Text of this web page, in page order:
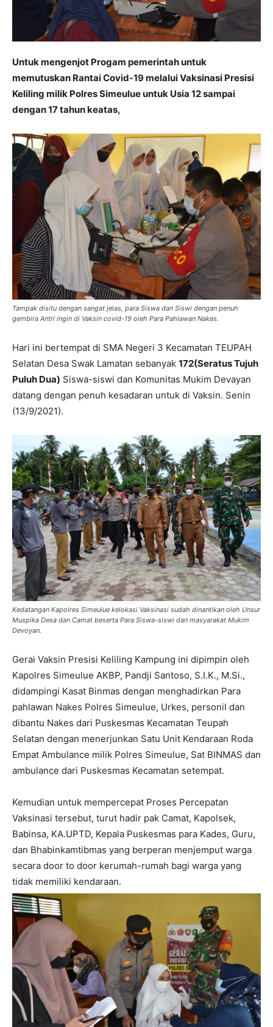
Untuk mengenjot Progam pemerintah untuk
memutuskan Rantai Covid-19 melalui Vaksinasi Presisi
Keliling milik Polres Simeulue untuk Usia 12 sampai
dengan 17 tahun keatas,
Tampak disitu dengan sangat jelas, para Siswa dan Siswi dengan penuh
gembira Antri ingin di Vaksin covid-19 oleh Para Pahlawan Nakes.
Hari ini bertempat di SMA Negeri 3 Kecamatan TEUPAH
Selatan Desa Swak Lamatan sebanyak 172(Seratus Tujuh
Puluh Dua) Siswa-siswi dan Komunitas Mukim Devayan
datang dengan penuh kesadaran untuk di Vaksin. Senin
(13/9/2021).
Kedatangan Kapolres Simeulue kelokasi Vaksinasi sudah dinantikan oleh Unsur
Muspika Desa dan Camat beserta Para Siswa-siswi dan masyarakat Mukim
Devoyan.
Gerai Vaksin Presisi Keliling Kampung ini dipimpin oleh
Kapolres Simeulue AKBP, Pandji Santoso, S.I.K., M.Si.,
didampingi Kasat Binmas dengan menghadirkan Para
pahlawan Nakes Polres Simeulue, Urkes, personil dan
dibantu Nakes dari Puskesmas Kecamatan Teupah
Selatan dengan menerjunkan Satu Unit Kendaraan Roda
Empat Ambulance milik Polres Simeulue, Sat BINMAS dan
ambulance dari Puskesmas Kecamatan setempat.
Kemudian untuk mempercepat Proses Percepatan
Vaksinasi tersebut, turut hadir pak Camat, Kapolsek,
Babinsa, KA.UPTD, Kepala Puskesmas para Kades, Guru,
dan Bhabinkamtibmas yang berperan menjemput warga
secara door to door kerumah-rumah bagi warga yang
tidak memiliki kendaraan.